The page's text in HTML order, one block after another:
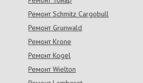
Ремонт Schmitz Cargobull
Ремонт Grunwald
Ремонт Krone
Ремонт Kogel
Ремонт Wielton